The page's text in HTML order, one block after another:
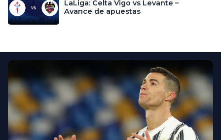
LaLiga: Celta Vigo vs Levante –
Avance de apuestas